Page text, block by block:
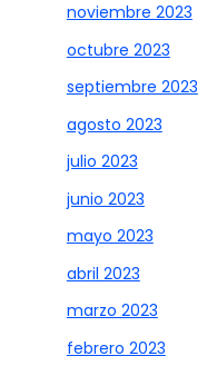
noviembre 2023
octubre 2023
septiembre 2023
agosto 2023
julio 2023
junio 2023
mayo 2023
abril 2023
marzo 2023
febrero 2023